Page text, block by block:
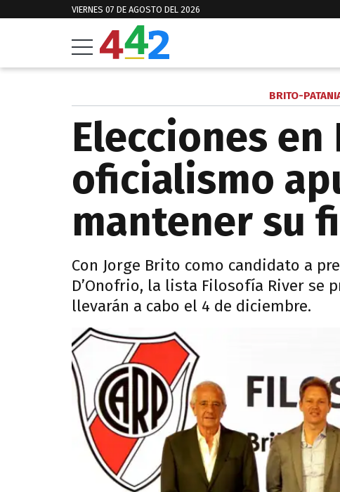
VIERNES 07 DE AGOSTO DEL 2026
BRITO-
Elecciones en
oficialismo
mantener su
Con Jorge Brito como candidato a
D’Onofrio, la lista Filosofía River se
llevarán a cabo el 4 de diciembre.